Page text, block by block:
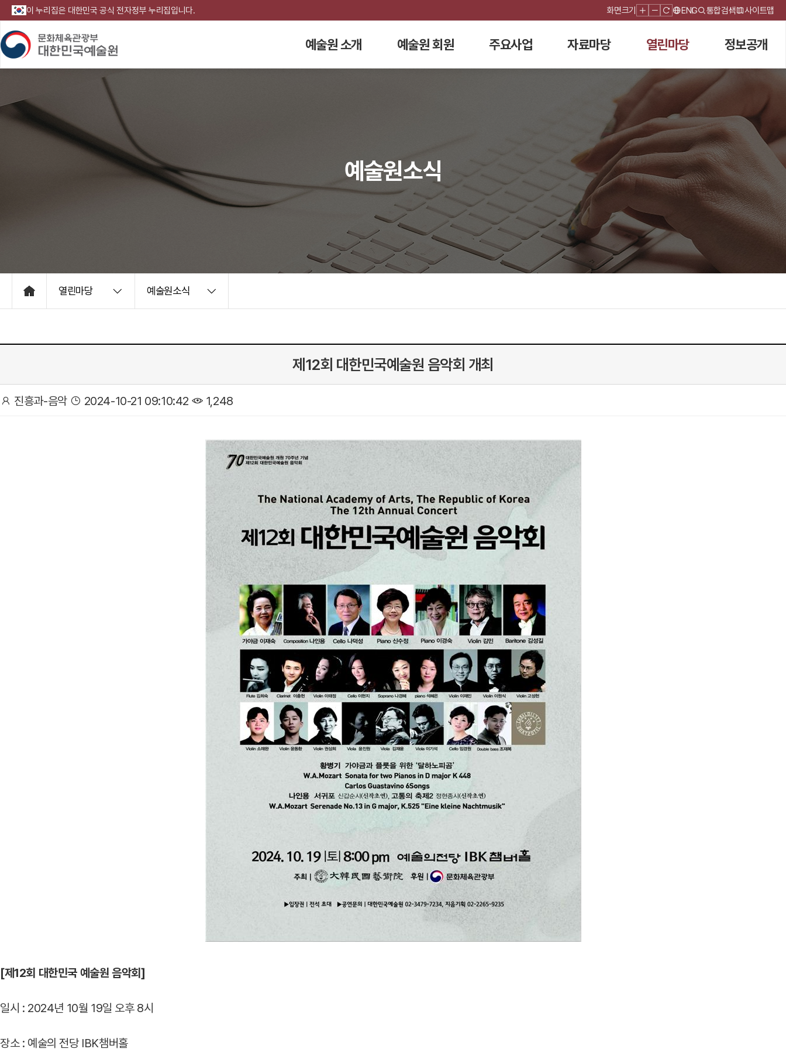
이 누리집은 대한민국 공식 전자정부 누리집입니다. 화면크기 ENG 통합검색 사이트맵
예술원 소개 예술원 회원 주요사업 자료마당 열린마당 정보공개
예술원소식
HOME 열린마당 예술원소식
제12회 대한민국예술원 음악회 개최
진흥과-음악 2024-10-21 09:10:42 1,248
[제12회 대한민국 예술원 음악회]
일시 : 2024년 10월 19일 오후 8시
장소 : 예술의 전당 IBK챔버홀